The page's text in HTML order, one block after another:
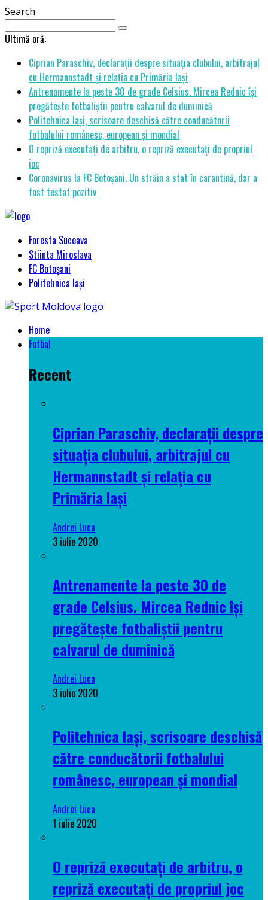
Search
Ultimă oră:
Ciprian Paraschiv, declarații despre situația clubului, arbitrajul
cu Hermannstadt și relația cu Primăria Iași
Antrenamente la peste 30 de grade Celsius. Mircea Rednic își
pregătește fotbaliștii pentru calvarul de duminică
Politehnica Iași, scrisoare deschisă către conducătorii
fotbalului românesc, european și mondial
O repriză executați de arbitru, o repriză executați de propriul
joc
Coronavirus la FC Botoșani. Un străin a stat în carantină, dar a
fost testat pozitiv
Foresta Suceava
Stiinta Miroslava
FC Botoșani
Politehnica Iași
Home
Fotbal
Recent
Ciprian Paraschiv, declarații despre
situația clubului, arbitrajul cu
Hermannstadt și relația cu
Primăria Iași
Andrei Luca
3 iulie 2020
Antrenamente la peste 30 de
grade Celsius. Mircea Rednic își
pregătește fotbaliștii pentru
calvarul de duminică
Andrei Luca
3 iulie 2020
Politehnica Iași, scrisoare deschisă
către conducătorii fotbalului
românesc, european și mondial
Andrei Luca
1 iulie 2020
O repriză executați de arbitru, o
repriză executați de propriul joc